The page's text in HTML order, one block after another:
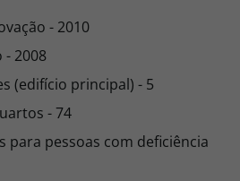
- 2010
2008
(edifício principal) - 5
- 74
para pessoas com deficiência